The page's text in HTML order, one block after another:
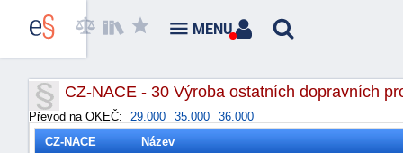
CZ-NACE - 30 Výroba ostatních dopravních
Převod na OKEČ: 29.000 35.000
36.000
CZ-NACE
Název
MENU